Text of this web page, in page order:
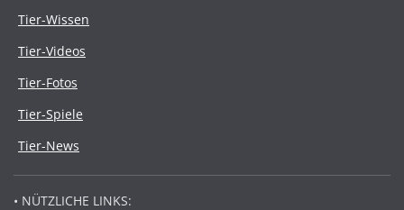
Tier-Wissen
Tier-Videos
Tier-Fotos
Tier-Spiele
Tier-News
• NÜTZLICHE LINKS: